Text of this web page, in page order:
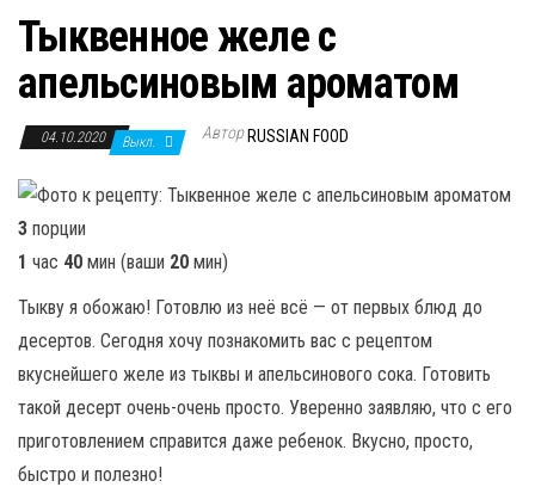
Тыквенное желе с
апельсиновым ароматом
04.10.2020 Выкл. Автор RUSSIAN FOOD
3 порции
1 час 40 мин (ваши 20 мин)
Тыкву я обожаю! Готовлю из неё всё — от первых блюд до
десертов. Сегодня хочу познакомить вас с рецептом
вкуснейшего желе из тыквы и апельсинового сока. Готовить
такой десерт очень-очень просто. Уверенно заявляю, что с его
приготовлением справится даже ребенок. Вкусно, просто,
быстро и полезно!